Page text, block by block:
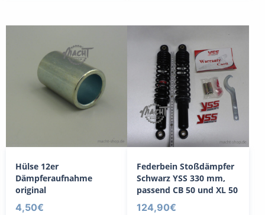
Hülse 12er
Dämpferaufnahme
original
4,50€
Federbein Stoßdämpfer
Schwarz YSS 330 mm,
passend CB 50 und XL 50
124,90€